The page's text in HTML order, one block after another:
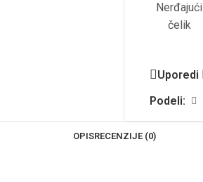
Nerđajući
čelik
Uporedi
Podeli:
OPISRECENZIJE (0)